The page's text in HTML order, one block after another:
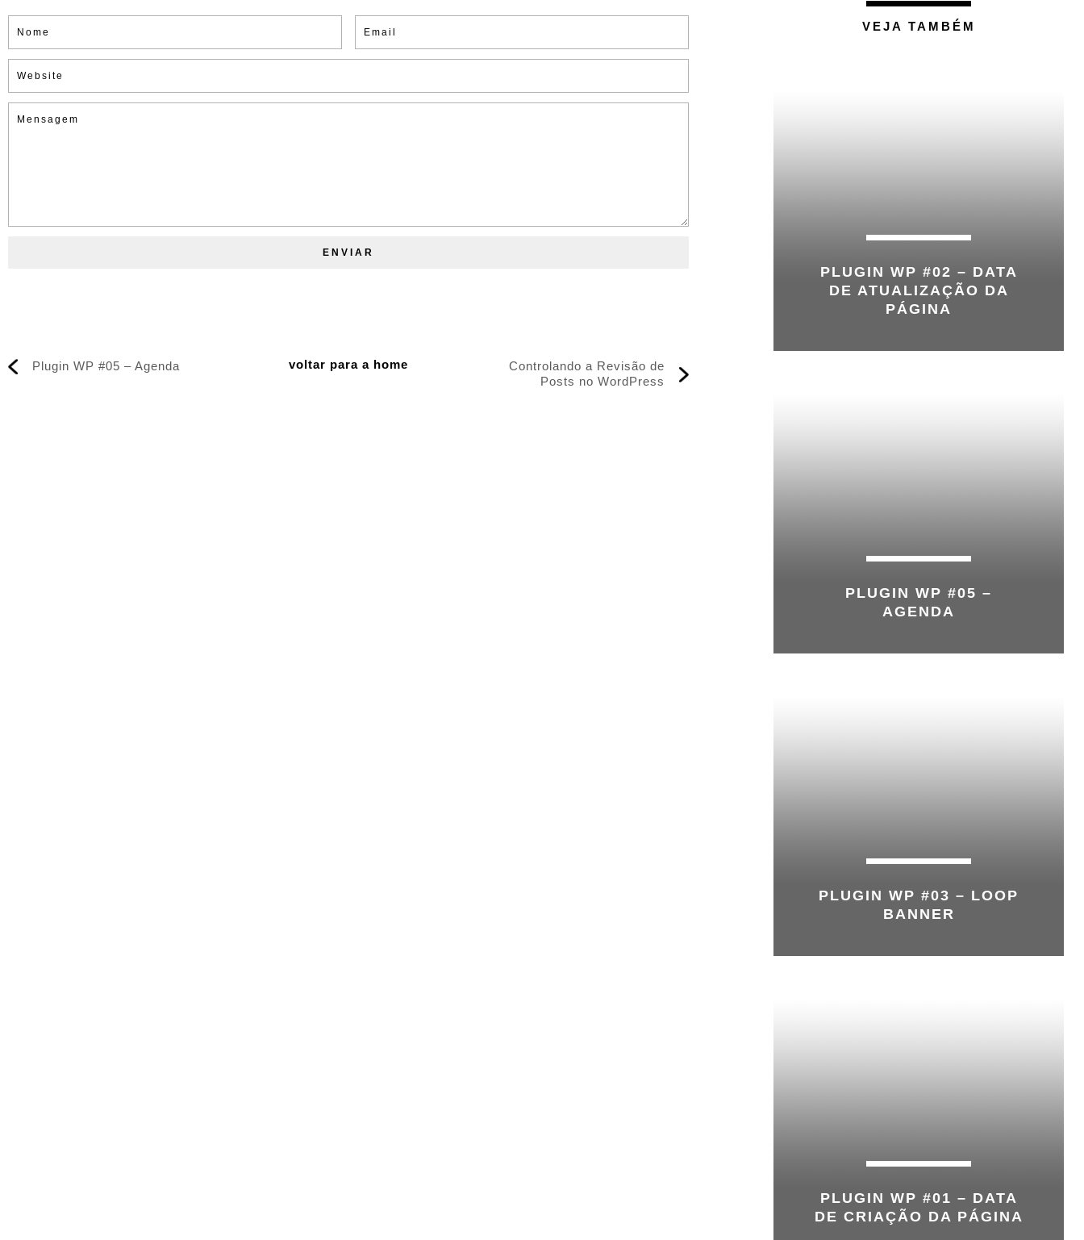
voltar para a home
Plugin WP #05 – Agenda
Controlando a Revisão de
Posts no WordPress
VEJA TAMBÉM
PLUGIN WP #02 – DATA
DE ATUALIZAÇÃO DA
PÁGINA
PLUGIN WP #05 –
AGENDA
PLUGIN WP #03 – LOOP
BANNER
PLUGIN WP #01 – DATA
DE CRIAÇÃO DA PÁGINA